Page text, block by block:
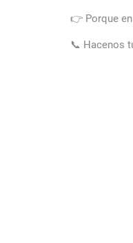
👉 Porque
📞 Hacenos